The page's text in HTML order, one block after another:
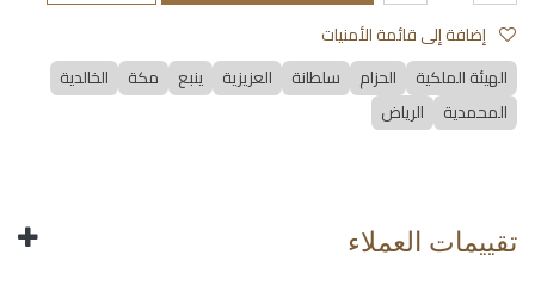
الهيئة الملكية
الحزام سلطانة العزيزية ينبع مكة
الخالدية
المحمدية
الرياض
تقييمات العملاء